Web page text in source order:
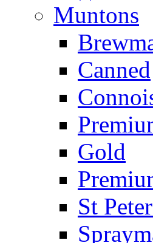
Muntons
Canned
Gold
St